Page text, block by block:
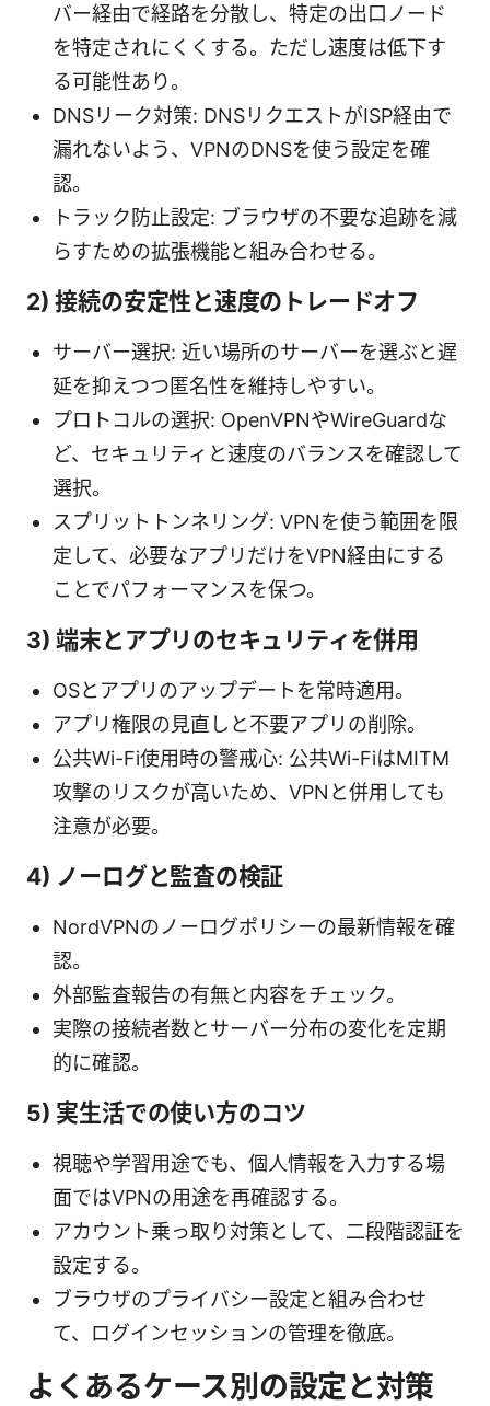
バー経由で経路を分散し、特定の出口ノード
を特定されにくくする。ただし速度は低下す
る可能性あり。
DNSリーク対策: DNSリクエストがISP経由で
漏れないよう、VPNのDNSを使う設定を確
認。
トラック防止設定: ブラウザの不要な追跡を減
らすための拡張機能と組み合わせる。
2) 接続の安定性と速度のトレードオフ
サーバー選択: 近い場所のサーバーを選ぶと遅
延を抑えつつ匿名性を維持しやすい。
プロトコルの選択: OpenVPNやWireGuardな
ど、セキュリティと速度のバランスを確認して
選択。
スプリットトンネリング: VPNを使う範囲を限
定して、必要なアプリだけをVPN経由にする
ことでパフォーマンスを保つ。
3) 端末とアプリのセキュリティを併用
OSとアプリのアップデートを常時適用。
アプリ権限の見直しと不要アプリの削除。
公共Wi-Fi使用時の警戒心: 公共Wi-FiはMITM
攻撃のリスクが高いため、VPNと併用しても
注意が必要。
4) ノーログと監査の検証
NordVPNのノーログポリシーの最新情報を確
認。
外部監査報告の有無と内容をチェック。
実際の接続者数とサーバー分布の変化を定期
的に確認。
5) 実生活での使い方のコツ
視聴や学習用途でも、個人情報を入力する場
面ではVPNの用途を再確認する。
アカウント乗っ取り対策として、二段階認証を
設定する。
ブラウザのプライバシー設定と組み合わせ
て、ログインセッションの管理を徹底。
よくあるケース別の設定と対策